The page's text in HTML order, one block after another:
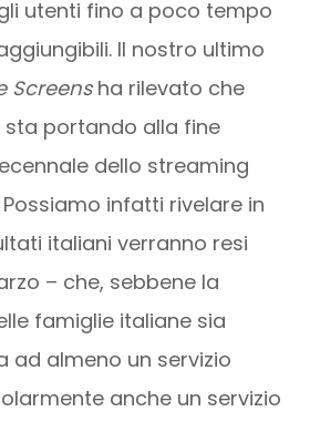
utenti fino a poco tempo
Il nostro ultimo
Screensha rilevato che
portando alla fine
dello streaming
infatti rivelare in
italiani verranno resi
– che, sebbene la
famiglie italiane sia
ad almeno un servizio
anche un servizio